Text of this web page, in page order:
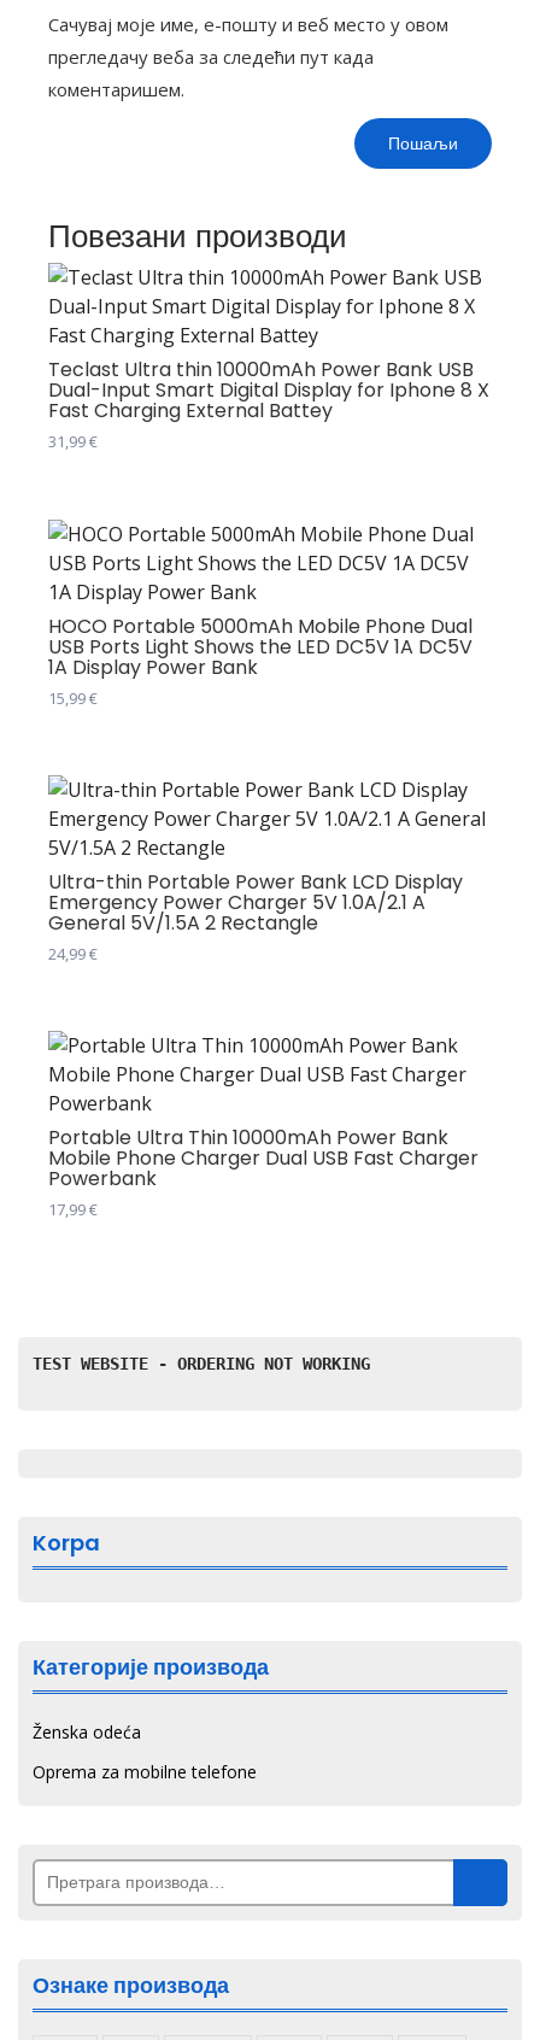
Сачувај моје име, е-пошту и веб место у овом
прегледачу веба за следећи пут када
коментаришем.
Повезани производи
Teclast Ultra thin 10000mAh Power Bank USB
Dual-Input Smart Digital Display for Iphone 8 X
Fast Charging External Battey
31,99€
HOCO Portable 5000mAh Mobile Phone Dual
USB Ports Light Shows the LED DC5V 1A DC5V
1A Display Power Bank
15,99€
има
више
варијанти.
Опције
могу
бити
изабране
производа.
Ultra-thin Portable Power Bank LCD Display
Emergency Power Charger 5V 1.0A/2.1 A
General 5V/1.5A 2 Rectangle
24,99€
има
више
варијанти.
Опције
могу
бити
изабране
Portable Ultra Thin 10000mAh Power Bank
Mobile Phone Charger Dual USB Fast Charger
Powerbank
17,99€
варијанти.
страници
производа.
TEST WEBSITE - ORDERING NOT WORKING
Korpa
Категорије производа
Ženska odeća
Oprema za mobilne telefone
Претрага
за:
Ознаке производа